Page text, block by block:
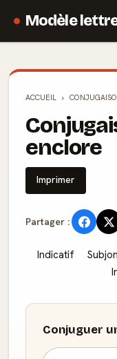
Modèle
ACCUEIL
enclore
Imprimer
Partager :
Indicatif
Conjuguer